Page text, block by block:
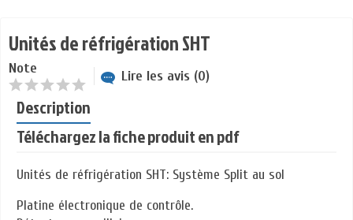
Unités de réfrigération SHT
Note Lire les avis (0)
Description
Téléchargez la fiche produit en pdf
Unités de réfrigération SHT: Système Split au sol
Platine électronique de contrôle.